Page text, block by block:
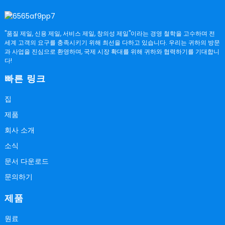
"품질 제일, 신용 제일, 서비스 제일, 창의성 제일"이라는 경영 철학을 고수하며 전
세계 고객의 요구를 충족시키기 위해 최선을 다하고 있습니다. 우리는 귀하의 방문
과 사업을 진심으로 환영하며, 국제 시장 확대를 위해 귀하와 협력하기를 기대합니
다!
빠른 링크
집
제품
회사 소개
소식
문서 다운로드
문의하기
제품
원료